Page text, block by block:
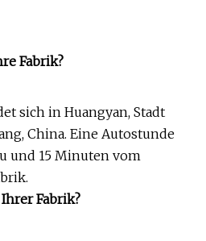
Fabrik?
sich in Huangyan, Stadt
China. Eine Autostunde
und 15 Minuten vom
Fabrik?